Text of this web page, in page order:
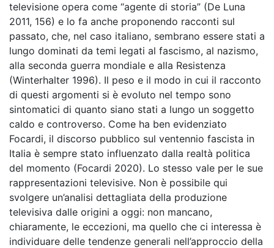
televisione opera come “agente di storia” (De Luna
2011, 156) e lo fa anche proponendo racconti sul
passato, che, nel caso italiano, sembrano essere stati a
lungo dominati da temi legati al fascismo, al nazismo,
alla seconda guerra mondiale e alla Resistenza
(Winterhalter 1996). Il peso e il modo in cui il racconto
di questi argomenti si è evoluto nel tempo sono
sintomatici di quanto siano stati a lungo un soggetto
caldo e controverso. Come ha ben evidenziato
Focardi, il discorso pubblico sul ventennio fascista in
Italia è sempre stato influenzato dalla realtà politica
del momento (Focardi 2020). Lo stesso vale per le sue
rappresentazioni televisive. Non è possibile qui
svolgere un’analisi dettagliata della produzione
televisiva dalle origini a oggi: non mancano,
chiaramente, le eccezioni, ma quello che ci interessa è
individuare delle tendenze generali nell’approccio della